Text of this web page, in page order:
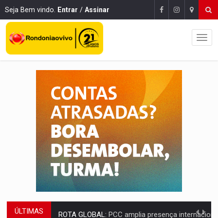
Seja Bem vindo. Entrar / Assinar
ÚLTIMAS ROTA GLOBAL: PCC amplia presença internacional e transforma Brasil em